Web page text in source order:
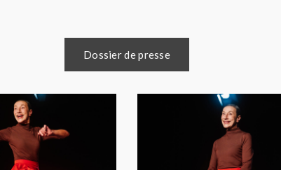
Dossier de presse